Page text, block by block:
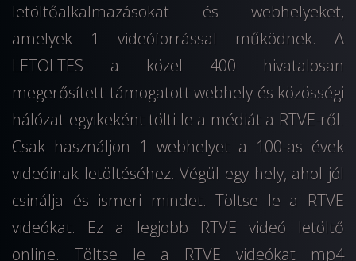
letöltőalkalmazásokat és webhelyeket,
amelyek 1 videóforrással működnek. A
LETOLTES a közel 400 hivatalosan
megerősített támogatott webhely és közösségi
hálózat egyikeként tölti le a médiát a RTVE-ről.
Csak használjon 1 webhelyet a 100-as évek
videóinak letöltéséhez. Végül egy hely, ahol jól
csinálja és ismeri mindet. Töltse le a RTVE
videókat. Ez a legjobb RTVE videó letöltő
online. Töltse le a RTVE videókat mp4